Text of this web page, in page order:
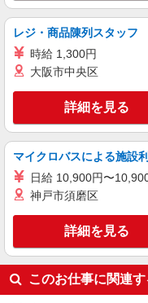
ィブ支給(規定有) ★月
キープ
派遣社員
株式会社シエロ
携帯販
時
残業代
+゜・
万円支給(規定有) お
ィブ支給(規定有) ★月
有）★
宮
キープ
レジ・商品陳列スタッフ
時給 1,300円
大阪市中央区
詳細を見る
マイクロバスによる施設
日給 10,900円〜
神戸市須磨区
詳細を見る
このお仕事に関連